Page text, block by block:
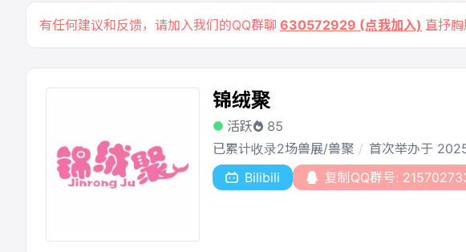
有任何建议和反馈，请加入我们的QQ群聊 630572929 (点我加入) 直抒
锦绒聚
活跃
85
已累计收录2场兽展/兽聚
首次举办于
Bilibili
复制QQ群号: